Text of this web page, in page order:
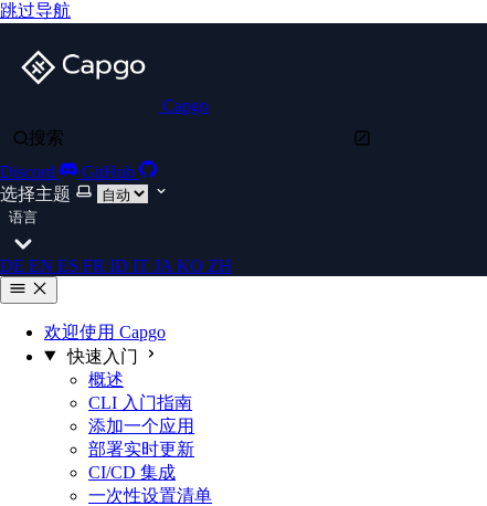
跳过导航
Capgo
搜索
Discord
GitHub
选择主题
语言
DE EN ES FR ID IT JA KO ZH
欢迎使用 Capgo
快速入门
概述
CLI 入门指南
添加一个应用
部署实时更新
CI/CD 集成
一次性设置清单